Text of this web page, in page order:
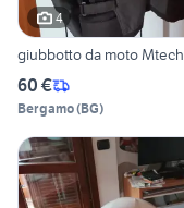
4
giubbotto da moto Mtech
60 €
Bergamo(BG)